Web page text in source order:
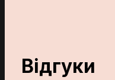
Відгуки